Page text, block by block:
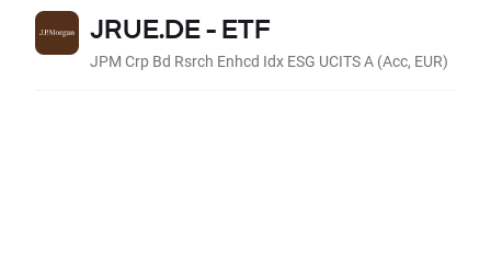
JRUE.DE - ETF
JPM Crp Bd Rsrch Enhcd Idx ESG UCITS A (Acc, EUR)